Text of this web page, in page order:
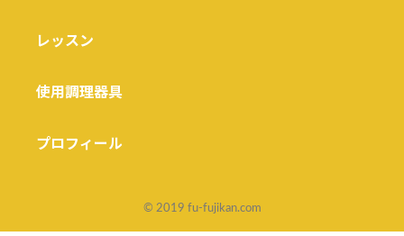
レッスン
使用調理器具
プロフィール
© 2019 fu-fujikan.com